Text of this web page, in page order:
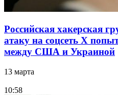
Российская хакерская
атаку на соцсеть Х
между США и Украиной
13 марта
10:58